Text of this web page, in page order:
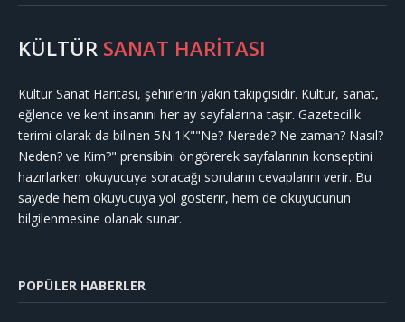
KÜLTÜR SANAT HARİTASI
Kültür Sanat Haritası, şehirlerin yakın takipçisidir. Kültür, sanat,
eğlence ve kent insanını her ay sayfalarına taşır. Gazetecilik
terimi olarak da bilinen 5N 1K""Ne? Nerede? Ne zaman? Nasıl?
Neden? ve Kim?" prensibini öngörerek sayfalarının konseptini
hazırlarken okuyucuya soracağı soruların cevaplarını verir. Bu
sayede hem okuyucuya yol gösterir, hem de okuyucunun
bilgilenmesine olanak sunar.
POPÜLER HABERLER